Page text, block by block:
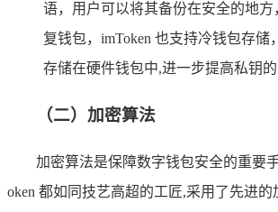
语，用户可以将其备份在安全的地方
复钱包，imToken 也支持冷钱包存储
存储在硬件钱包中,进一步提高私钥的
（二）加密算法
加密算法是保障数字钱包安全的重要
oken 都如同技艺高超的工匠,采用了先进的